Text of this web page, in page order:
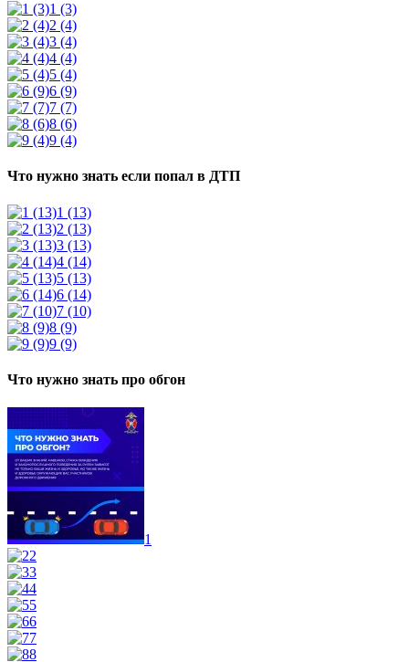
1 (3)
2 (4)
3 (4)
4 (4)
5 (4)
6 (9)
7 (7)
8 (6)
9 (4)
Что нужно знать если попал в ДТП
1 (13)
2 (13)
3 (13)
4 (14)
5 (13)
6 (14)
7 (10)
8 (9)
9 (9)
Что нужно знать про обгон
1
2
3
4
5
6
7
8